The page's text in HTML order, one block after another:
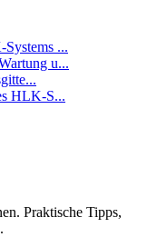
...
u...
HLK-S...
Praktische Tipps,